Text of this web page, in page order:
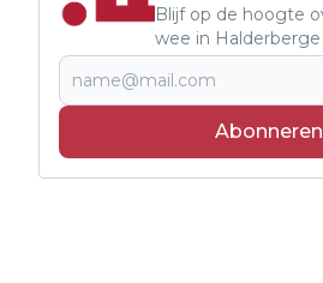
Blijf op de hoogte
wee in Halderberge
Abonneren